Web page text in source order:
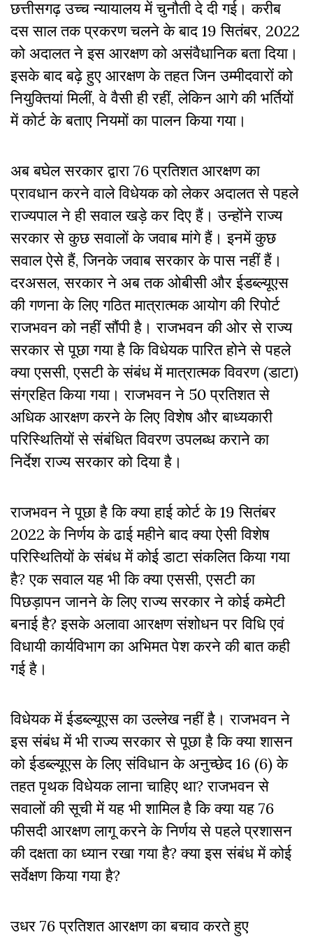
छत्तीसगढ़ उच्च न्यायालय में चुनौती दे दी गई। करीब
दस साल तक प्रकरण चलने के बाद 19 सितंबर, 2022
को अदालत ने इस आरक्षण को असंवैधानिक बता दिया।
इसके बाद बढ़े हुए आरक्षण के तहत जिन उम्‍मीदवारों को
नियुक्तियां मिलीं, वे वैसी ही रहीं, लेकिन आगे की भर्तियों
में कोर्ट के बताए नियमों का पालन किया गया।
अब बघेल सरकार द्वारा 76 प्रतिशत आरक्षण का
प्रावधान करने वाले विधेयक को लेकर अदालत से पहले
राज्यपाल ने ही सवाल खड़े कर दिए हैं। उन्होंने राज्य
सरकार से कुछ सवालों के जवाब मांगे हैं। इनमें कुछ
सवाल ऐसे हैं, जिनके जवाब सरकार के पास नहीं हैं।
दरअसल, सरकार ने अब तक ओबीसी और ईडब्ल्यूएस
की गणना के लिए गठित मात्रात्मक आयोग की रिपोर्ट
राजभवन को नहीं सौंपी है। राजभवन की ओर से राज्य
सरकार से पूछा गया है कि विधेयक पारित होने से पहले
क्या एससी, एसटी के संबंध में मात्रात्मक विवरण (डाटा)
संग्रहित किया गया। राजभवन ने 50 प्रतिशत से
अधिक आरक्षण करने के लिए विशेष और बाध्यकारी
परिस्थितियों से संबंधित विवरण उपलब्ध कराने का
निर्देश राज्य सरकार को दिया है।
राजभवन ने पूछा है कि क्या हाई कोर्ट के 19 सितंबर
2022 के निर्णय के ढाई महीने बाद क्या ऐसी विशेष
परिस्थितियों के संबंध में कोई डाटा संकलित किया गया
है? एक सवाल यह भी कि क्या एससी, एसटी का
पिछड़ापन जानने के लिए राज्य सरकार ने कोई कमेटी
बनाई है? इसके अलावा आरक्षण संशोधन पर विधि एवं
विधायी कार्यविभाग का अभिमत पेश करने की बात कही
गई है।
विधेयक में ईडब्ल्यूएस का उल्लेख नहीं है। राजभवन ने
इस संबंध में भी राज्य सरकार से पूछा है कि क्या शासन
को ईडब्ल्यूएस के लिए संविधान के अनुच्छेद 16 (6) के
तहत पृथक विधेयक लाना चाहिए था? राजभवन से
सवालों की सूची में यह भी शामिल है कि क्या यह 76
फीसदी आरक्षण लागू करने के निर्णय से पहले प्रशासन
की दक्षता का ध्यान रखा गया है? क्या इस संबंध में कोई
सर्वेक्षण किया गया है?
उधर 76 प्रतिशत आरक्षण का बचाव करते हुए